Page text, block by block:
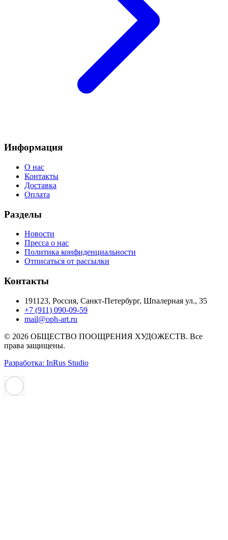
Информация
О нас
Контакты
Доставка
Оплата
Разделы
Новости
Пресса о нас
Политика конфиденциальности
Отписаться от рассылки
Контакты
191123, Россия, Санкт-Петербург, Шпалерная ул., 35
+7 (911) 090-09-59
mail@oph-art.ru
© 2026 ОБЩЕСТВО ПООЩРЕНИЯ ХУДОЖЕСТВ. Все
права защищены.
Разработка: InRus Studio